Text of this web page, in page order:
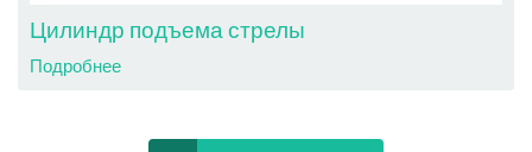
Цилиндр подъема стрелы
Подробнее